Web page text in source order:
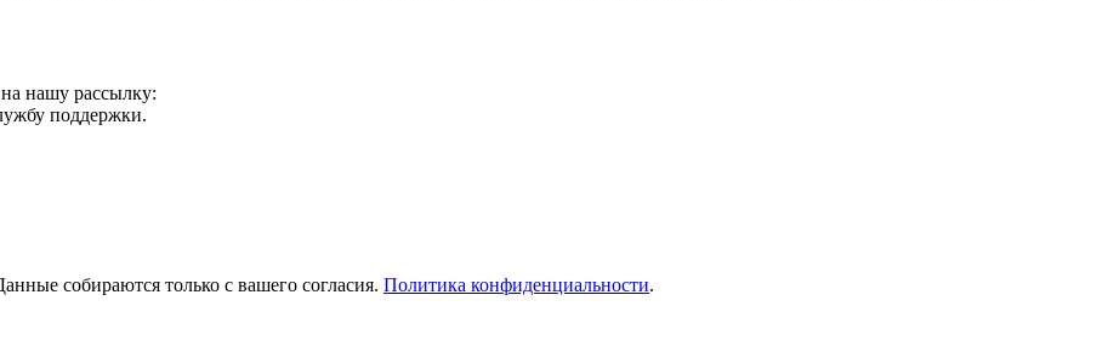
нашу рассылку:
поддержки.
собираются только с вашего согласия. Политика конфиденциальности.